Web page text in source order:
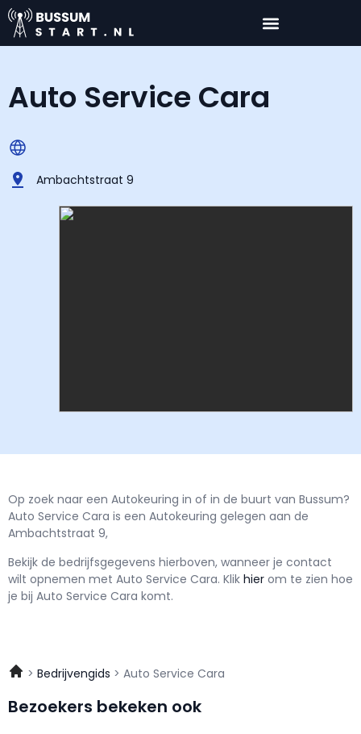
Auto Service Cara
Ambachtstraat 9
Op zoek naar een Autokeuring in of in de buurt van Bussum?
Auto Service Cara is een Autokeuring gelegen aan de
Ambachtstraat 9,
Bekijk de bedrijfsgegevens hierboven, wanneer je contact
wilt opnemen met Auto Service Cara. Klik hier om te zien hoe
je bij Auto Service Cara komt.
Bedrijvengids Auto Service Cara
Bezoekers bekeken ook